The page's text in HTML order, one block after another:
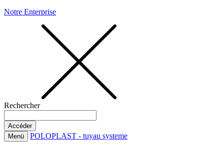
Notre Enterprise
Rechercher
Menü POLOPLAST - tuyau systeme